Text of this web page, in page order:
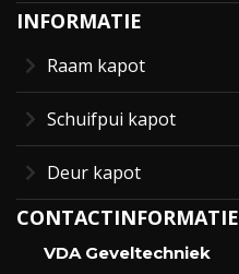
INFORMATIE
Raam kapot
Schuifpui kapot
Deur kapot
CONTACTINFORMATIE
VDA Geveltechniek